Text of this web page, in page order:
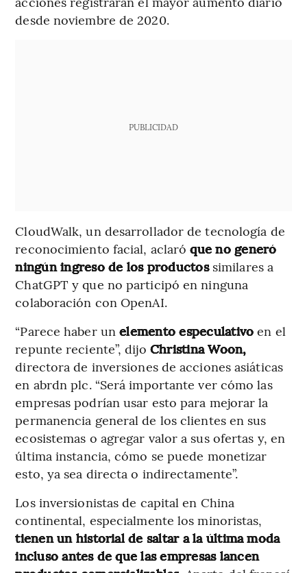
desde noviembre de 2020.
PUBLICIDAD
CloudWalk, un desarrollador de tecnología de
reconocimiento facial, aclaróque no generó
ningún ingreso de los productossimilares a
ChatGPT y que no participó en ninguna
colaboración con OpenAI.
“Parece haber un elemento especulativo en el
repunte reciente”, dijo Christina Woon,
directora de inversiones de acciones asiáticas
en abrdn plc. “Será importante ver cómo las
empresas podrían usar esto para mejorar la
permanencia general de los clientes en sus
ecosistemas o agregar valor a sus ofertas y, en
última instancia, cómo se puede monetizar
esto, ya sea directa o indirectamente”.
Los inversionistas de capital en China
continental, especialmente los minoristas,
tienen un historial de saltar a la última moda
incluso antes de que las empresas lancen